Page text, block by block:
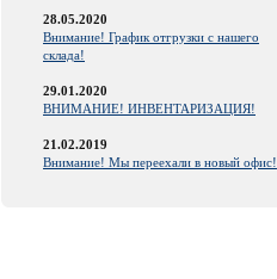
28.05.2020
Внимание! График отгрузки с нашего
склада!
29.01.2020
ВНИМАНИЕ! ИНВЕНТАРИЗАЦИЯ!
21.02.2019
Внимание! Мы переехали в новый офис!